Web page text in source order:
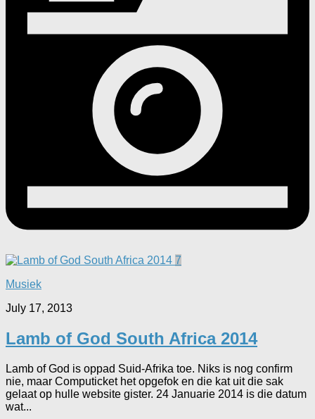
7
Musiek
July 17, 2013
Lamb of God South Africa 2014
Lamb of God is oppad Suid-Afrika toe. Niks is nog confirm
nie, maar Computicket het opgefok en die kat uit die sak
gelaat op hulle website gister. 24 Januarie 2014 is die datum
wat...